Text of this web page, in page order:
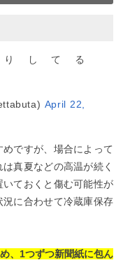
してる
April 22,
ですが、場合によって
真夏などの高温が続く
ておくと傷む可能性が
に合わせて冷蔵庫保存
、1つずつ新聞紙に包ん